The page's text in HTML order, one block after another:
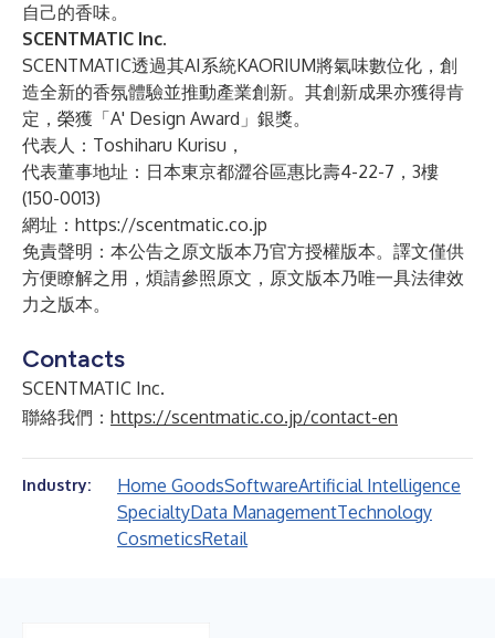
自己的香味。
SCENTMATIC Inc.
SCENTMATIC透過其AI系統KAORIUM將氣味數位化，創
造全新的香氛體驗並推動產業創新。其創新成果亦獲得肯
定，榮獲「A' Design Award」銀獎。
代表人：Toshiharu Kurisu，
代表董事地址：日本東京都澀谷區惠比壽4-22-7，3樓
(150-0013)
網址： https://scentmatic.co.jp
免責聲明：本公告之原文版本乃官方授權版本。譯文僅供
方便瞭解之用，煩請參照原文，原文版本乃唯一具法律效
力之版本。
Contacts
SCENTMATIC Inc.
聯絡我們： https://scentmatic.co.jp/contact-en
Industry: Home GoodsSoftwareArtificial Intelligence
SpecialtyData ManagementTechnology
CosmeticsRetail